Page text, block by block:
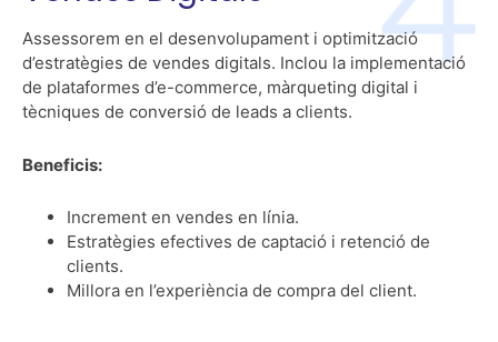
Assessorem en el desenvolupament i optimització
d’estratègies de vendes digitals. Inclou la implementació
de plataformes d’e-commerce, màrqueting digital i
tècniques de conversió de leads a clients.
Beneficis:
Increment en vendes en línia.
Estratègies efectives de captació i retenció de
clients.
Millora en l’experiència de compra del client.